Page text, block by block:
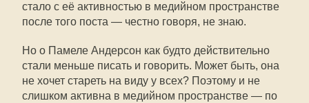
стало с её активностью в медийном пространстве
после того поста — честно говоря, не знаю.
Но о Памеле Андерсон как будто действительно
стали меньше писать и говорить. Может быть, она
не хочет стареть на виду у всех? Поэтому и не
слишком активна в медийном пространстве — по